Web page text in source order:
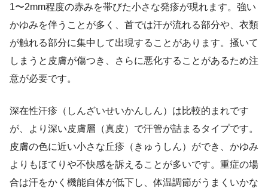
1〜2mm程度の赤みを帯びた小さな発疹が現れます。強い
かゆみを伴うことが多く、首では汗が流れる部分や、衣類
が触れる部分に集中して出現することがあります。掻いて
しまうと皮膚が傷つき、さらに悪化することがあるため注
意が必要です。
深在性汗疹（しんざいせいかんしん）は比較的まれです
が、より深い皮膚層（真皮）で汗管が詰まるタイプです。
皮膚の色に近い小さな丘疹（きゅうしん）ができ、かゆみ
よりもほてりや不快感を訴えることが多いです。重症の場
合は汗をかく機能自体が低下し、体温調節がうまくいかな